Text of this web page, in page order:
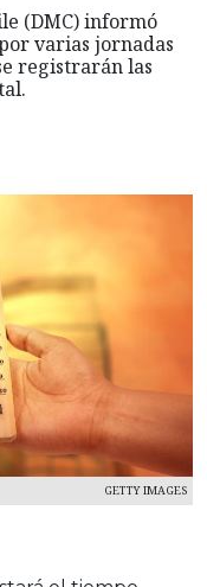
(DMC) informó
varias jornadas
registrarán las
GETTY IMAGES